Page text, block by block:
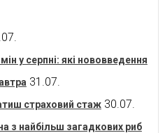
у серпні: які нововведення
31.07.
страховий стаж 30.07.
з найбільш загадкових риб